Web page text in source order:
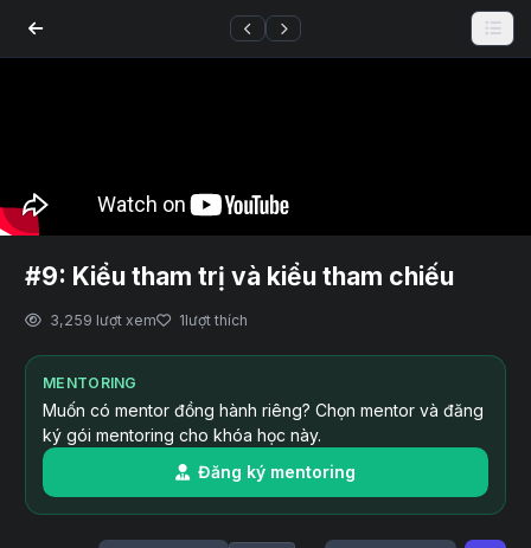
#9: Kiểu tham trị và kiểu tham chiếu
3,259 lượt xem 1lượt thích
MENTORING
Muốn có mentor đồng hành riêng? Chọn mentor và đăng
ký gói mentoring cho khóa học này.
Đăng ký mentoring